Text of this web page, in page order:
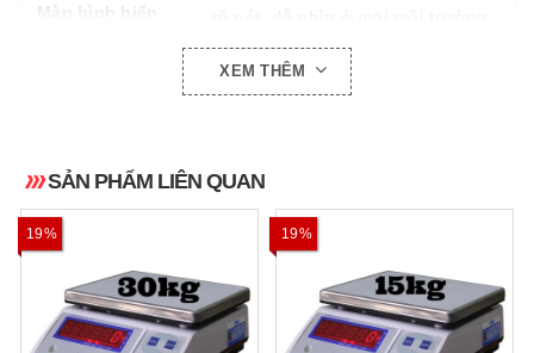
Màn hình hiển
sáng tối.
Sạc theo cân 220V/ 50Hz, thời gian sạc 6-8h
Kích thước
bàn cân
334mm x 245mm (dài x rộng)
XEM THÊM
SẢN PHẨM LIÊN QUAN
19% 19%